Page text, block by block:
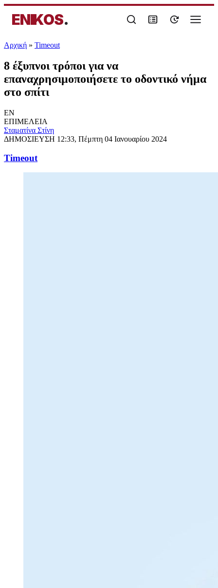
ENIKOS.
Αρχική » Timeout
8 έξυπνοι τρόποι για να
επαναχρησιμοποιήσετε το οδοντικό νήμα
στο σπίτι
EN
ΕΠΙΜΕΛΕΙΑ
Σταματίνα Στίνη
ΔΗΜΟΣΙΕΥΣΗ 12:33, Πέμπτη 04 Ιανουαρίου 2024
Timeout